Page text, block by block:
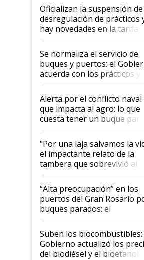
Oficializan la suspensión
desregulación de prácticos
hay novedades en la tarifa de
la hidrovía
Se normaliza el servicio de
buques y puertos: el
acuerda con los prácticos y
suspende el decreto de
desregulación
Alerta por el conflicto naval
que impacta al agro: lo que
cuesta tener un buque
y el peligro de que
pase a ser "país sucio"
"Por una laja salvamos la
el impactante relato de la
tambera que sobrevivió al
tornado
“Alta preocupación” en los
puertos del Gran Rosario
buques parados: el
funcionamiento de las
exportadoras en tensión
la medida de fuerza de los
prácticos
Suben los biocombustibles:
Gobierno actualizó los
del biodiésel y el bioetanol